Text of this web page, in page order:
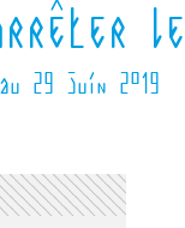
29 juin 2019